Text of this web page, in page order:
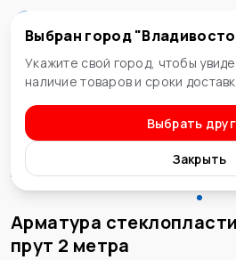
Владивосток
Выбран город "
Укажите свой город, чтобы
наличие товаров и сроки
Выбрать
Закрыть
Металлопрокат
Арматура
прут 2 метра